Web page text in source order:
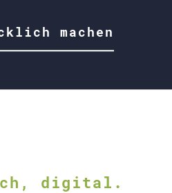
machen
digital.